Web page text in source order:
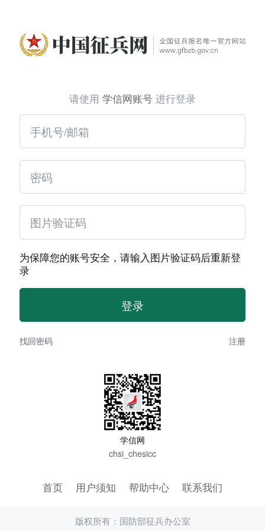
请使用 学信网账号 进行登录
为保障您的账号安全，请输入图片验证码后重新登
录
找回密码 注册
学信网
chsi_chesicc
首页 用户须知 帮助中心 联系我们
版权所有：国防部征兵办公室